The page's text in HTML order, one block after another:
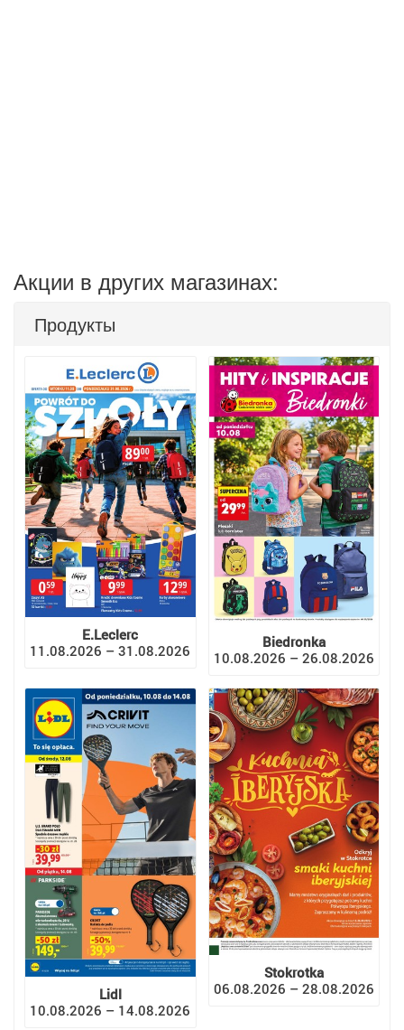
Акции в других магазинах:
Продукты
E.Leclerc
11.08.2026 – 31.08.2026
Biedronka
10.08.2026 – 26.08.2026
Lidl
10.08.2026 – 14.08.2026
Stokrotka
06.08.2026 – 28.08.2026